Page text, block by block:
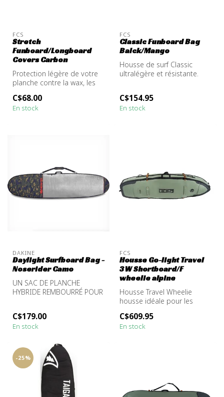
FCS
Stretch
Funboard/Longboard
Covers Carbon
Protection légère de votre
planche contre la wax, les
C$68.00
En stock
FCS
Classic Funboard Bag
Balck/Mango
Housse de surf Classic
ultralégère et résistante.
C$154.95
En stock
DAKINE
Daylight Surfboard Bag -
Noserider Camo
UN SAC DE PLANCHE
HYBRIDE REMBOURRÉ POUR
C$179.00
En stock
FCS
Housse Go-light Travel
3W Shortboard/F
wheelie alpine
Housse Travel Wheelie
housse idéale pour les
les séj...
C$609.95
En stock
-25%